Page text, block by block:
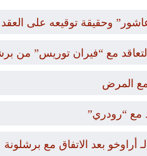
وحقيقة توقيعه على العقد
مع “فيران توريس” من
مع المرض
مع “رودري”
بعد الاتفاق مع برشلونة